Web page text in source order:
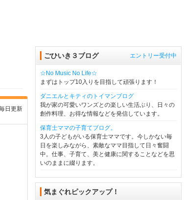
日更新
エントリー受付中
ごひいき３ブログ
☆No Music No Life☆
まずはトップ10入りを目指して頑張ります！
ダニエルとキティのトイマンブログ
我が家の可愛いワンズとの楽しい生活ぶり、日々の
創作料理、お得な情報などを発信しています。
保育士ママの子育てブログ。
3人の子どもがいる保育士ママです。今しかない毎
日を楽しみながら、素敵なママ目指して日々奮闘
中。仕事、子育て、美と健康に関することなどを思
いのままに綴ります。
気まぐれピックアップ！